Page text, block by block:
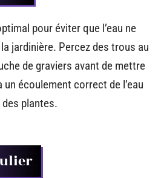
pour éviter que l’eau ne
jardinière. Percez des trous au
de graviers avant de mettre
écoulement correct de l’eau
plantes.